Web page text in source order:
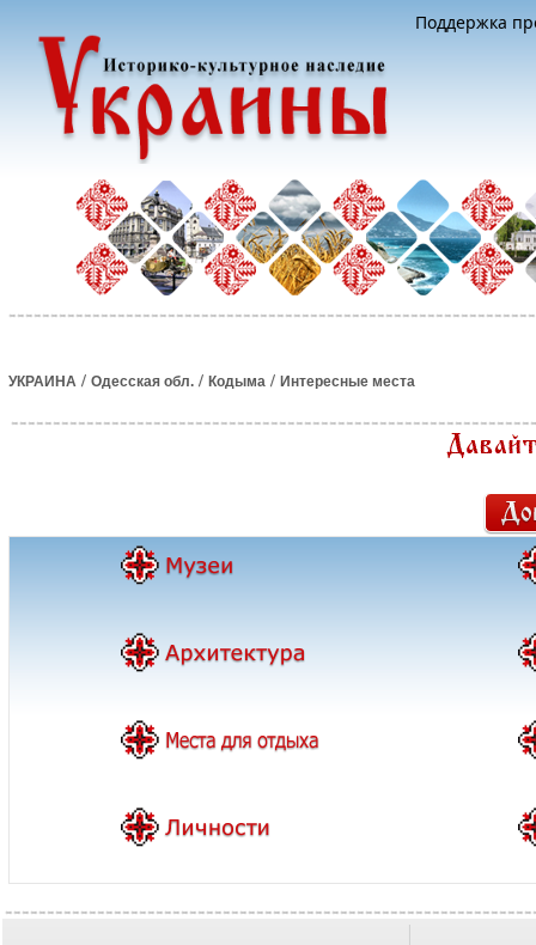
Поддержка
УКРАИНА / Одесская обл. / Кодыма / Интересные места